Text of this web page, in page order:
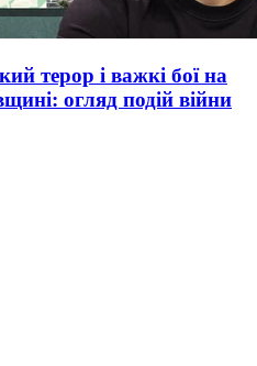
терор і важкі бої на
огляд подій війни